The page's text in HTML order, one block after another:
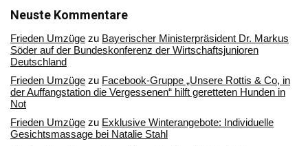
Archiv
Neuste Kommentare
Frieden Umzüge zu Bayerischer Ministerpräsident Dr. Markus
Söder auf der Bundeskonferenz der Wirtschaftsjunioren
Deutschland
Frieden Umzüge zu Facebook-Gruppe „Unsere Rottis & Co, in
der Auffangstation die Vergessenen“ hilft geretteten Hunden in
Not
Frieden Umzüge zu Exklusive Winterangebote: Individuelle
Gesichtsmassage bei Natalie Stahl